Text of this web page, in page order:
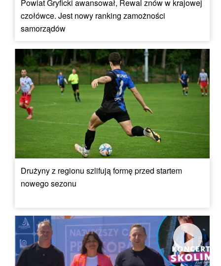
Powiat Gryficki awansował, Rewal znów w krajowej
czołówce. Jest nowy ranking zamożności
samorządów
Drużyny z regionu szlifują formę przed startem
nowego sezonu